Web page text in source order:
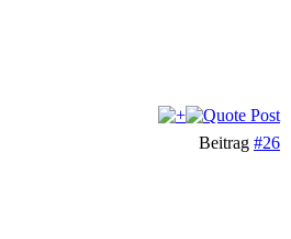
Beitrag #26